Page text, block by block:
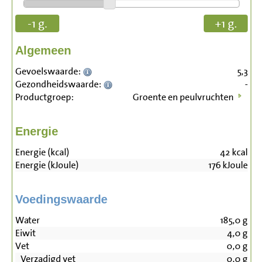
-1 g. +1 g.
Algemeen
Gevoelswaarde:
5,3
Gezondheidswaarde:
-
Productgroep:
Groente en peulvruchten
Energie
Energie (kcal) 42 kcal
Energie (kJoule)
176kJoule
Voedingswaarde
Water 185,0 g
Eiwit
4,0 g
Vet
0,0 g
Verzadigd vet
0,0 g